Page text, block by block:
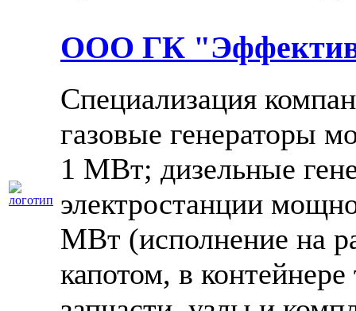
ООО ГК
Специализация
газовые генераторы
1 МВт; дизельные
электростанции
МВт (исполнение на
капотом, в